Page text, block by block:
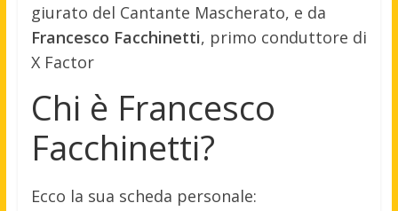
giurato del Cantante Mascherato, e da
Francesco Facchinetti, primo conduttore di
X Factor
Chi è Francesco
Facchinetti?
Ecco la sua scheda personale: